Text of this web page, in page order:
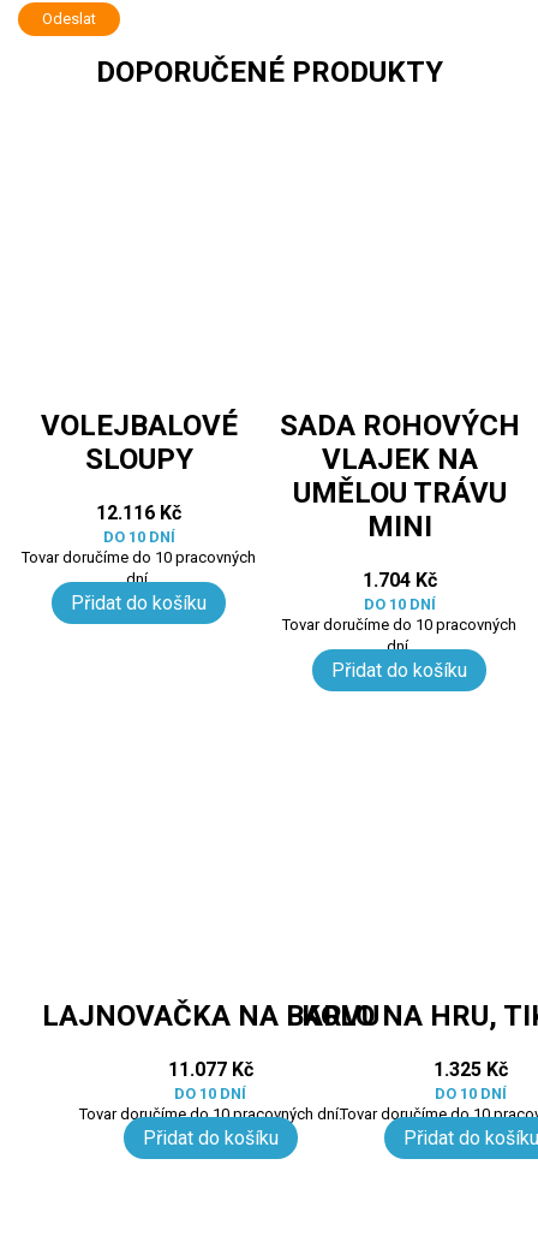
DOPORUČENÉ PRODUKTY
VOLEJBALOVÉ
SLOUPY
12.116 Kč
DO 10 DNÍ
Tovar doručíme do 10 pracovných
dní.
Přidat do košíku
SADA ROHOVÝCH
VLAJEK NA
UMĚLOU TRÁVU
MINI
1.704 Kč
DO 10 DNÍ
Tovar doručíme do 10 pracovných
dní.
Přidat do košíku
LAJNOVAČKA NA BARVU
11.077 Kč
DO 10 DNÍ
Tovar doručíme do 10 pracovných dní.
Přidat do košíku
KOLO NA HRU,
1.325 Kč
DO 10 DNÍ
Tovar doručíme do 10
Přidat do košíku